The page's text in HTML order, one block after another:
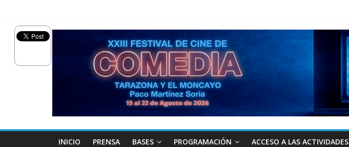
INICIO PRENSA BASES PROGRAMACIÓN ACCESO A LAS ACTIVIDADES